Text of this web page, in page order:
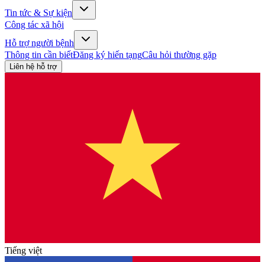
Tin tức & Sự kiện
Công tác xã hội
Hỗ trợ người bệnh
Thông tin cần biếtĐăng ký hiến tạngCâu hỏi thường gặp
Liên hệ hỗ trợ
Tiếng việt